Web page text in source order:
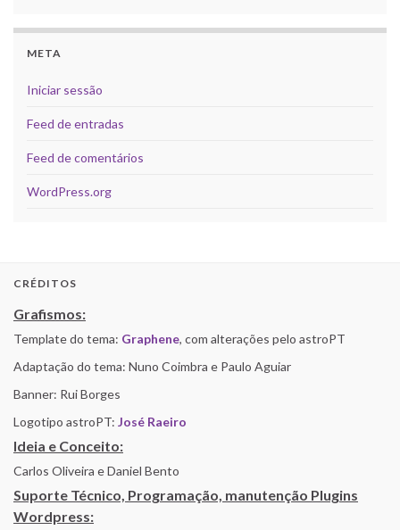
META
Iniciar sessão
Feed de entradas
Feed de comentários
WordPress.org
CRÉDITOS
Grafismos:
Template do tema: Graphene, com alterações pelo astroPT
Adaptação do tema: Nuno Coimbra e Paulo Aguiar
Banner: Rui Borges
Logotipo astroPT: José Raeiro
Ideia e Conceito:
Carlos Oliveira e Daniel Bento
Suporte Técnico, Programação, manutenção Plugins
Wordpress: